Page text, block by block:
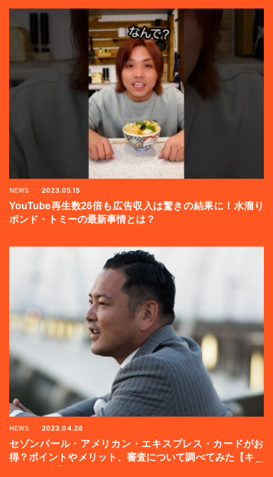
NEWS 2023.05.15
YouTube再生数26倍も広告収入は驚きの結果に！水溜り
ボンド・トミーの最新事情とは？
NEWS 2023.04.28
セゾンパール・アメリカン・エキスプレス・カードがお
得？ポイントやメリット、審査について調べてみた【キャ